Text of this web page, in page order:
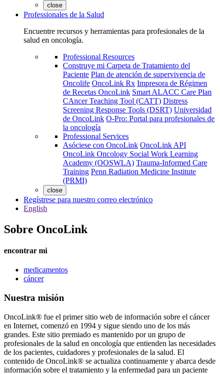
close
Professionales de la Salud
Encuentre recursos y herramientas para profesionales de la
salud en oncología.
Professional Resources
Construye mi Carpeta de Tratamiento del
Paciente Plan de atención de supervivencia de
Oncolife OncoLink Rx Impresora de Régimen
de Recetas OncoLink Smart ALACC Care Plan
CAncer Teaching Tool (CATT) Distress
Screening Response Tools (DSRT) Universidad
de OncoLink O-Pro: Portal para profesionales de
la oncología
Professional Services
Asóciese con OncoLink OncoLink API
OncoLink Oncology Social Work Learning
Academy (OOSWLA) Trauma-Informed Care
Training Penn Radiation Medicine Institute
(PRMI)
close
Regístrese para nuestro correo electrónico
English
Sobre OncoLink
encontrar mi
medicamentos
cáncer
Nuestra misión
OncoLink® fue el primer sitio web de información sobre el cáncer
en Internet, comenzó en 1994 y sigue siendo uno de los más
grandes. Este sitio premiado es mantenido por un grupo de
profesionales de la salud en oncología que entienden las necesidades
de los pacientes, cuidadores y profesionales de la salud. El
contenido de OncoLink® se actualiza continuamente y abarca desde
información sobre el tratamiento y la enfermedad para un paciente